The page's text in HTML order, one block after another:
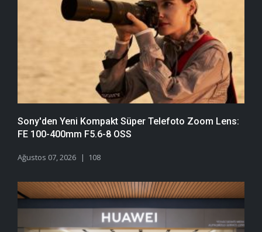
Sony'den Yeni Kompakt Süper Telefoto Zoom Lens:
FE 100-400mm F5.6-8 OSS
Ağustos 07, 2026 108